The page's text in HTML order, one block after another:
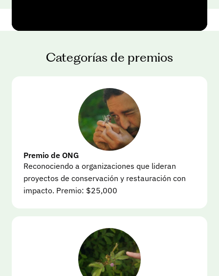
Categorías de premios
Premio de ONG
Reconociendo a organizaciones que lideran
proyectos de conservación y restauración con
impacto. Premio: $25,000